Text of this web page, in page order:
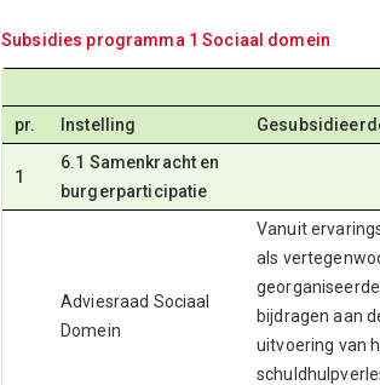
Subsidies programma 1 Sociaal domein
pr.
Instelling
1
6.1 Samenkracht en
burgerparticipatie
Adviesraad Sociaal
Domein
Vanuit
als
bijdragen aan
uitvoering van